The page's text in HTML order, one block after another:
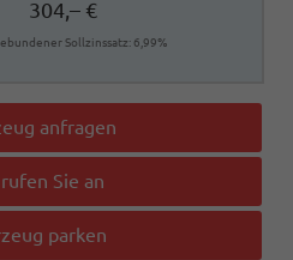
304,– €
Sollzinssatz: 6,99%
anfragen
Sie an
parken